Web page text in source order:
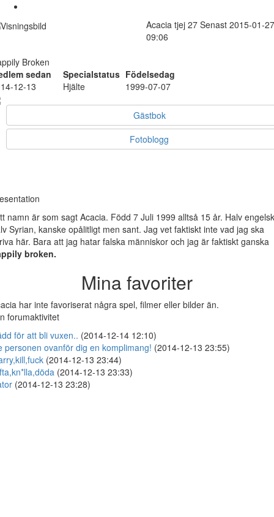
Acacia tjej 27 Senast 2015-01-27
09:06
Broken
sedan
Specialstatus Födelsedag
12-13
Hjälte 1999-07-07
Gästbok
Fotoblogg
namn är som sagt Acacia. Född 7 Juli 1999 alltså 15 år. Halv engelsk
Syrian, kanske opålitligt men sant. Jag vet faktiskt inte vad jag ska
här. Bara att jag hatar falska människor och jag är faktiskt ganska
broken.
Mina favoriter
har inte favoriserat några spel, filmer eller bilder än.
forumaktivitet
för att bli vuxen.. (2014-12-14 12:10)
personen ovanför dig en komplimang! (2014-12-13 23:55)
(2014-12-13 23:44)
(2014-12-13 23:33)
(2014-12-13 23:28)